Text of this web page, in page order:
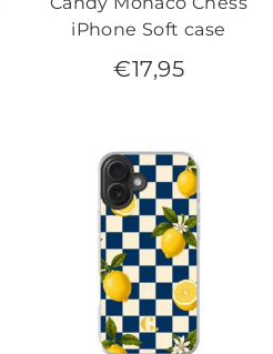
iPhone Soft case
€17,95